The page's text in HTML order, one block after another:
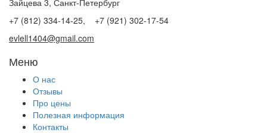
Зайцева 3, Санкт-Петербург
+7 (812) 334-14-25, +7 (921) 302-17-54
evlell1404@gmail.com
Меню
О нас
Отзывы
Про цены
Полезная информация
Контакты